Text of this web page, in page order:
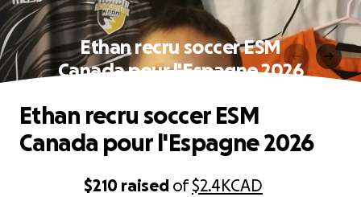
Ethan recru soccer ESM
Canada pour l'Espagne 2026
$210 raised of$2.4KCAD
Ethan recru soccer ESM
Canada pour l'Espagne 2026